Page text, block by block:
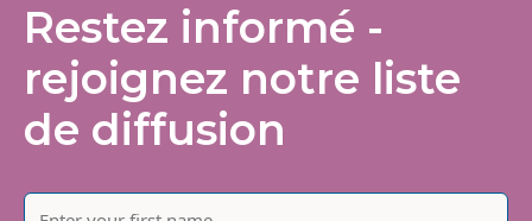
Restez informé -
rejoignez notre liste
de diffusion